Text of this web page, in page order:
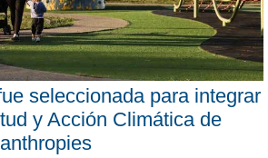
seleccionada para integrar
y Acción Climática de